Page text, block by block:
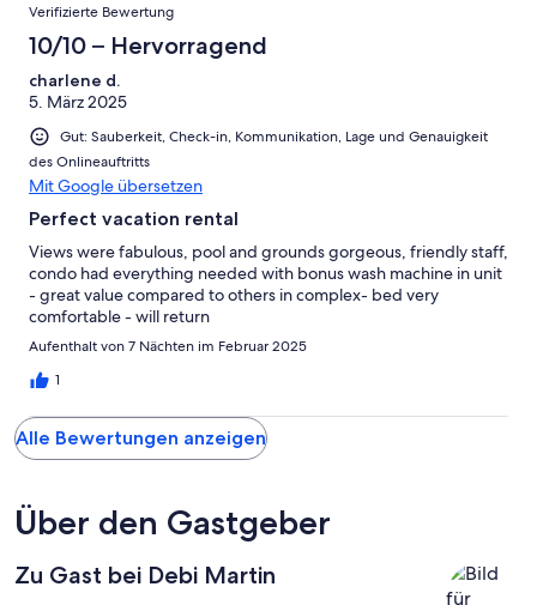
Verifizierte Bewertung
10/10 – Hervorragend
charlene d.
5. März 2025
Gut: Sauberkeit, Check-in, Kommunikation, Lage und Genauigkeit
des Onlineauftritts
Mit Google übersetzen
Perfect vacation rental
Views were fabulous, pool and grounds gorgeous, friendly staff,
condo had everything needed with bonus wash machine in unit
- great value compared to others in complex- bed very
comfortable - will return
Aufenthalt von 7 Nächten im Februar 2025
1
Alle Bewertungen anzeigen
Über den Gastgeber
Zu Gast bei Debi Martin